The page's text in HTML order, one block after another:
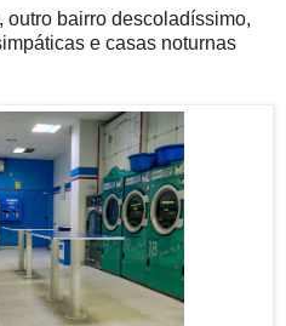
bairro descoladíssimo,
e casas noturnas